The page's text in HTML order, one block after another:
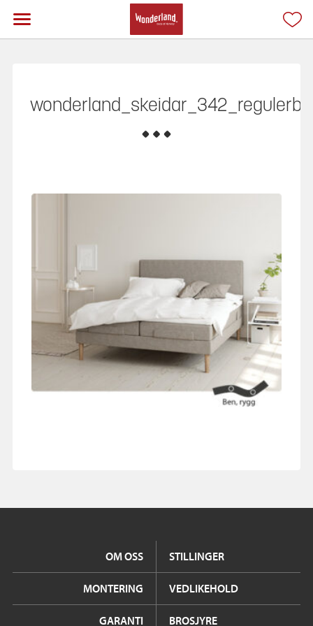
OM OSS STILLINGER
MONTERING VEDLIKEHOLD
GARANTI BROSJYRE